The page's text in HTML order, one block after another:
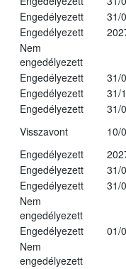
Engedélyezett
31/
Engedélyezett
Nem
engedélyezett
Engedélyezett
31/
Engedélyezett
31/
Engedélyezett
31/
Visszavont
10/
Engedélyezett
Engedélyezett
31/
Engedélyezett
31/
Nem
engedélyezett
Engedélyezett
01/
Nem
engedélyezett